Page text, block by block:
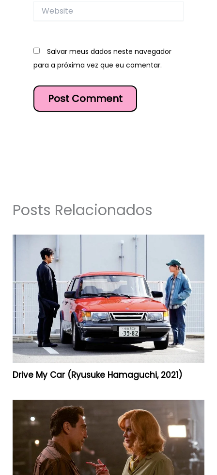
Website
Salvar meus dados neste navegador
para a próxima vez que eu comentar.
Posts Relacionados
Drive My Car (Ryusuke Hamaguchi, 2021)